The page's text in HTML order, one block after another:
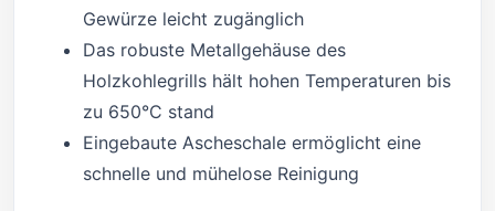
Gewürze leicht zugänglich
Das robuste Metallgehäuse des
Holzkohlegrills hält hohen Temperaturen bis
zu 650°C stand
Eingebaute Ascheschale ermöglicht eine
schnelle und mühelose Reinigung